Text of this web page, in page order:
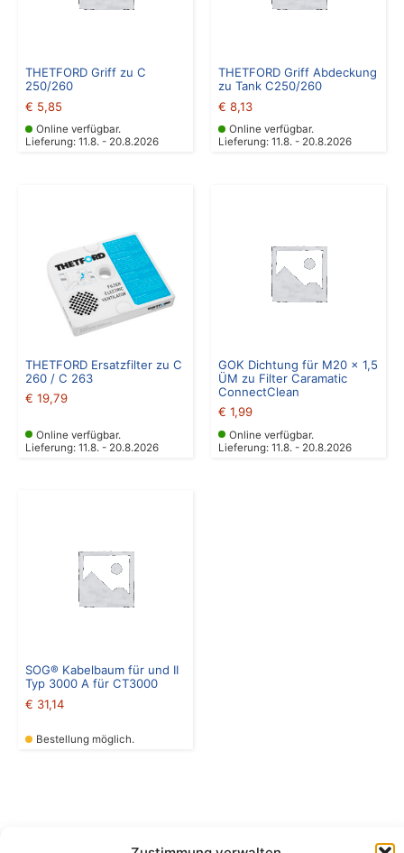
THETFORD Griff zu C
250/260
€ 5,85
Online verfügbar.
Lieferung: 11.8. - 20.8.2026
THETFORD Griff Abdeckung
zu Tank C250/260
€ 8,13
Online verfügbar.
Lieferung: 11.8. - 20.8.2026
THETFORD Ersatzfilter zu C
260 / C 263
€ 19,79
Online verfügbar.
Lieferung: 11.8. - 20.8.2026
GOK Dichtung für M20 x 1,5
ÜM zu Filter Caramatic
ConnectClean
€ 1,99
Online verfügbar.
Lieferung: 11.8. - 20.8.2026
SOG® Kabelbaum für und II
Typ 3000 A für CT3000
€ 31,14
Bestellung möglich.